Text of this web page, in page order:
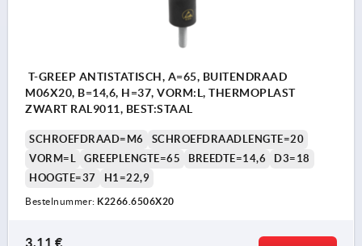
T-GREEP ANTISTATISCH, A=65, BUITENDRAAD
M06X20, B=14,6, H=37, VORM:L, THERMOPLAST
ZWART RAL9011, BEST:STAAL
SCHROEFDRAAD=M6
SCHROEFDRAADLENGTE=20
VORM=L
GREEPLENGTE=65 BREEDTE=14,6
D3=18
HOOGTE=37
H1=22,9
Bestelnummer: K2266.6506X20
3,11 €